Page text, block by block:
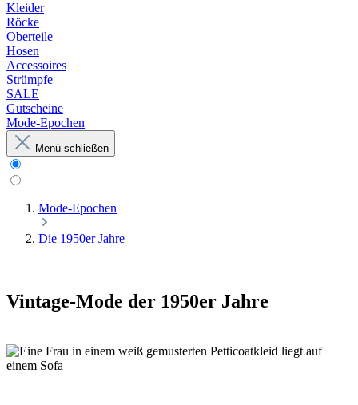
Kleider
Röcke
Oberteile
Hosen
Accessoires
Strümpfe
SALE
Gutscheine
Mode-Epochen
Menü schließen
Mode-Epochen
Die 1950er Jahre
Vintage-Mode der 1950er Jahre